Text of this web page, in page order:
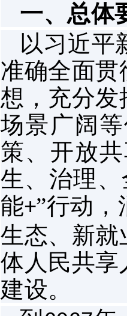
一、总体
以习近平
准确全面贯
想，充分发
场景广阔
策、开放
生、治理
能+”行动
生态、新就
体人民共享
建设。